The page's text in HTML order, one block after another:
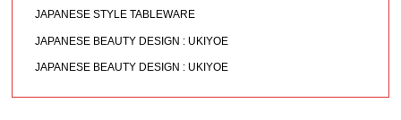
JAPANESE STYLE TABLEWARE
JAPANESE BEAUTY DESIGN : UKIYOE
JAPANESE BEAUTY DESIGN : UKIYOE